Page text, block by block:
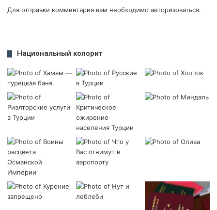
Для отправки комментария вам необходимо авторизоваться.
Национальный колорит